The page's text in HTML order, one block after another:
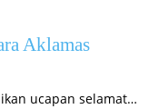
Aklamas
ucapan selamat…